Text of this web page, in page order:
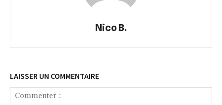
Nico B.
LAISSER UN COMMENTAIRE